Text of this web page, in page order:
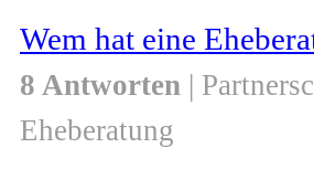
Wem hat eine
8 Antworten |
Eheberatung